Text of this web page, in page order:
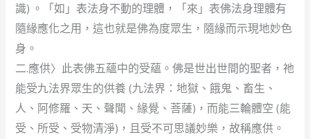
識) 。「如」表法身不動的理體，「來」表佛法身理體有
隨緣應化之用，這也就是佛為度眾生，隨緣而示現地妙色
身。
二.應供〉此表佛五蘊中的受蘊。佛是世出世間的聖者，祂
能受九法界眾生的供養 (九法界：地獄、餓鬼、畜生、
人、阿修羅、天、聲聞、緣覺、菩薩)，而能三輪體空 (能
受、所受、受物清淨)，且受不可思議妙樂，故稱應供。